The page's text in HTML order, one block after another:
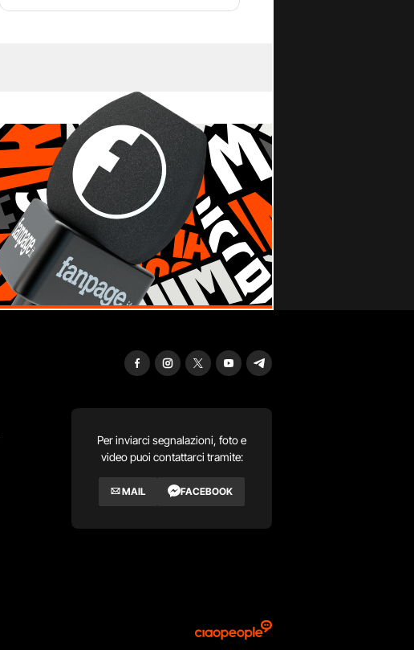
Per inviarci segnalazioni, foto e
video puoi contattarci tramite:
MAIL FACEBOOK